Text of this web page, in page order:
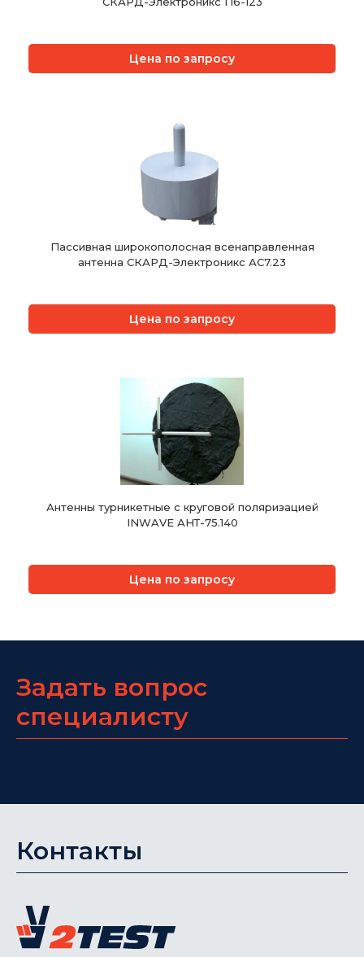
Цена по запросу
Пассивная широкополосная всенаправленная
антенна СКАРД-Электроникс АС7.23
Цена по запросу
Антенны турникетные с круговой поляризацией
INWAVE АНТ-75.140
Цена по запросу
Задать вопрос
специалисту
Контакты